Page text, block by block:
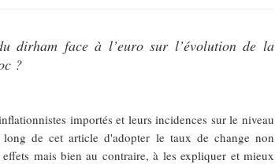
dirham face à l’euro sur l’évolution de la
?
importés et leurs incidences sur le niveau
de cet article d'adopter le taux de change non
mais bien au contraire, à les expliquer et mieux